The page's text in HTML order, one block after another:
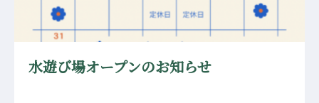
水遊び場オープンのお知らせ